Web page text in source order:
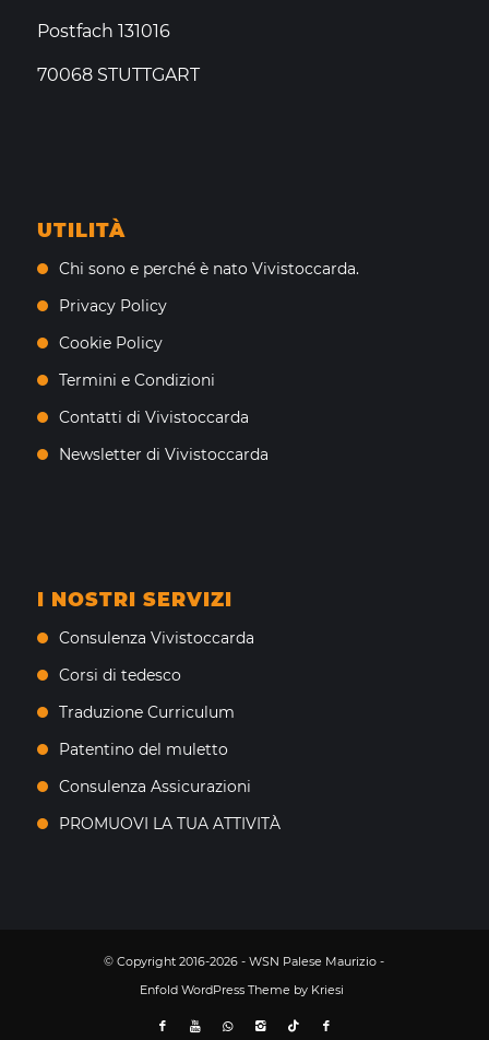
Postfach 131016
70068 STUTTGART
UTILITÀ
Chi sono e perché è nato Vivistoccarda.
Privacy Policy
Cookie Policy
Termini e Condizioni
Contatti di Vivistoccarda
Newsletter di Vivistoccarda
I NOSTRI SERVIZI
Consulenza Vivistoccarda
Corsi di tedesco
Traduzione Curriculum
Patentino del muletto
Consulenza Assicurazioni
PROMUOVI LA TUA ATTIVITÀ
© Copyright 2016-2026 - WSN Palese Maurizio -
Enfold WordPress Theme by Kriesi